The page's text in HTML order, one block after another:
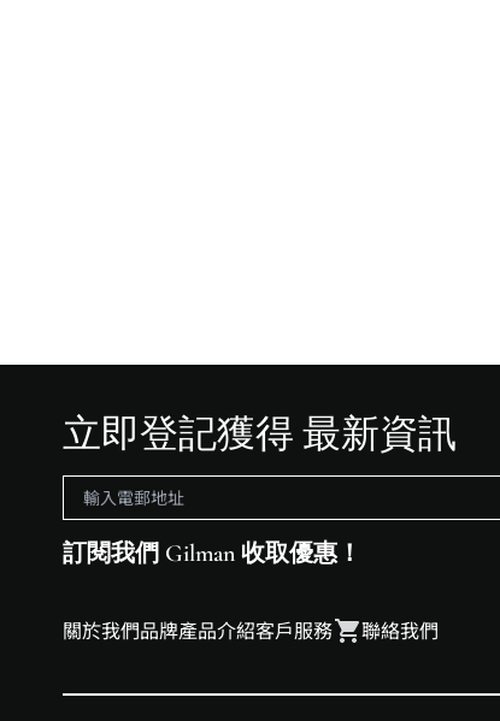
立即登記獲得 最新資訊
訂閱我們 Gilman 收取優惠！
關於我們品牌產品介紹客戶服務 聯絡我們